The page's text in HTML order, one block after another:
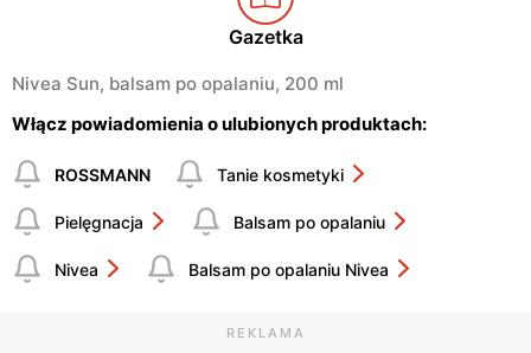
Gazetka
Nivea Sun, balsam po opalaniu, 200 ml
Włącz powiadomienia o ulubionych produktach:
ROSSMANN Tanie kosmetyki
Pielęgnacja Balsam po opalaniu
Nivea Balsam po opalaniu Nivea
REKLAMA